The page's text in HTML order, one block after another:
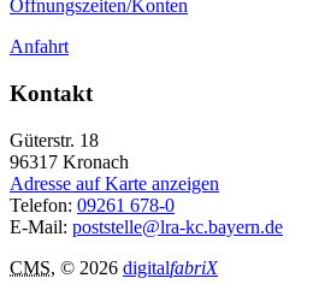
Öffnungszeiten/Konten
Anfahrt
Kontakt
Güterstr. 18
96317 Kronach
Adresse auf Karte anzeigen
Telefon: 09261 678-0
E-Mail: poststelle@lra-kc.bayern.de
CMS, © 2026 digitalfabriX